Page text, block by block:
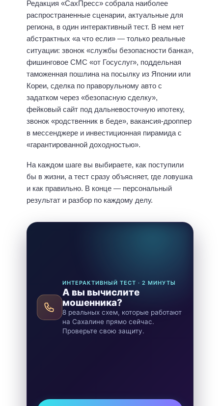
Редакция «СахПресс» собрала наиболее
распространенные сценарии, актуальные для
региона, в один интерактивный тест. В нем нет
абстрактных «а что если» — только реальные
ситуации: звонок «службы безопасности банка»,
фишинговое СМС «от Госуслуг», поддельная
таможенная пошлина на посылку из Японии или
Кореи, сделка по праворульному авто с
задатком через «безопасную сделку»,
фейковый сайт под дальневосточную ипотеку,
звонок «родственник в беде», вакансия-дроппер
в мессенджере и инвестиционная пирамида с
«гарантированной доходностью».
На каждом шаге вы выбираете, как поступили
бы в жизни, а тест сразу объясняет, где ловушка
и как правильно. В конце — персональный
результат и разбор по каждому делу.
ИНТЕРАКТИВНЫЙ ТЕСТ · 2 МИНУТЫ
А вы вычислите
мошенника?
8 реальных схем, которые работают
на Сахалине прямо сейчас.
Проверьте свою защиту.